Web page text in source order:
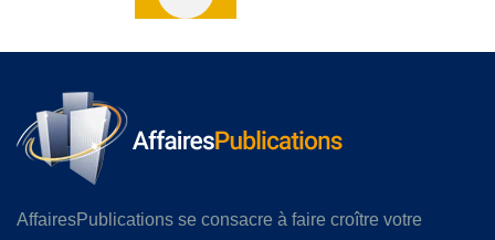
AffairesPublications se consacre à faire croître votre